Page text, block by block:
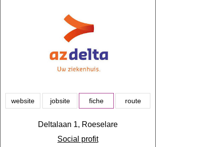
website jobsite fiche route
Deltalaan 1, Roeselare
Social profit